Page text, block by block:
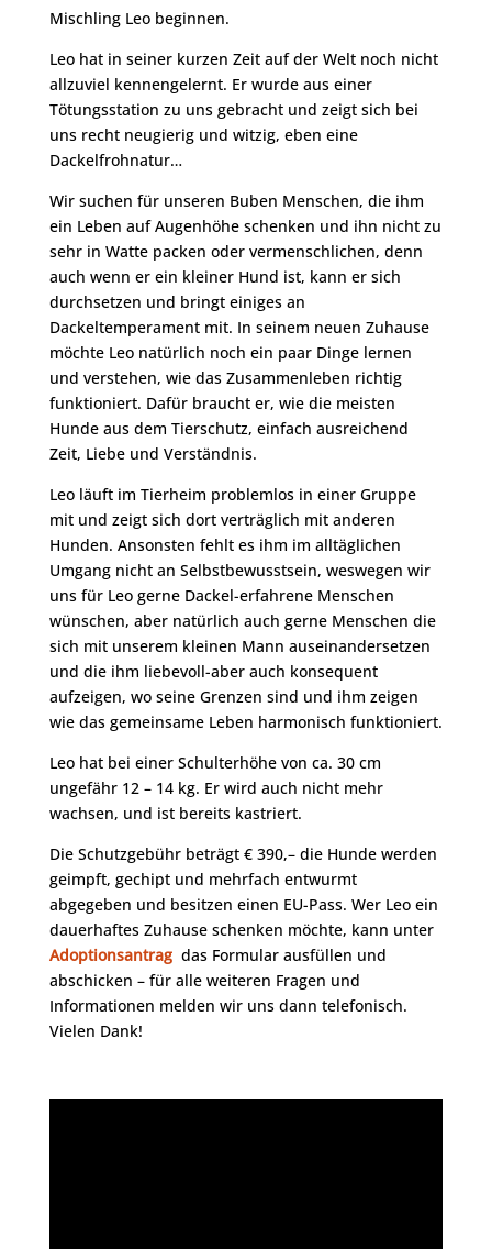
Mischling Leo beginnen.
Leo hat in seiner kurzen Zeit auf der Welt noch nicht
allzuviel kennengelernt. Er wurde aus einer
Tötungsstation zu uns gebracht und zeigt sich bei
uns recht neugierig und witzig, eben eine
Dackelfrohnatur…
Wir suchen für unseren Buben Menschen, die ihm
ein Leben auf Augenhöhe schenken und ihn nicht zu
sehr in Watte packen oder vermenschlichen, denn
auch wenn er ein kleiner Hund ist, kann er sich
durchsetzen und bringt einiges an
Dackeltemperament mit. In seinem neuen Zuhause
möchte Leo natürlich noch ein paar Dinge lernen
und verstehen, wie das Zusammenleben richtig
funktioniert. Dafür braucht er, wie die meisten
Hunde aus dem Tierschutz, einfach ausreichend
Zeit, Liebe und Verständnis.
Leo läuft im Tierheim problemlos in einer Gruppe
mit und zeigt sich dort verträglich mit anderen
Hunden. Ansonsten fehlt es ihm im alltäglichen
Umgang nicht an Selbstbewusstsein, weswegen wir
uns für Leo gerne Dackel-erfahrene Menschen
wünschen, aber natürlich auch gerne Menschen die
sich mit unserem kleinen Mann auseinandersetzen
und die ihm liebevoll-aber auch konsequent
aufzeigen, wo seine Grenzen sind und ihm zeigen
wie das gemeinsame Leben harmonisch funktioniert.
Leo hat bei einer Schulterhöhe von ca. 30 cm
ungefähr 12 – 14 kg. Er wird auch nicht mehr
wachsen, und ist bereits kastriert.
Die Schutzgebühr beträgt € 390,– die Hunde werden
geimpft, gechipt und mehrfach entwurmt
abgegeben und besitzen einen EU-Pass. Wer Leo ein
dauerhaftes Zuhause schenken möchte, kann unter
Adoptionsantragdas Formular ausfüllen und
abschicken – für alle weiteren Fragen und
Informationen melden wir uns dann telefonisch.
Vielen Dank!